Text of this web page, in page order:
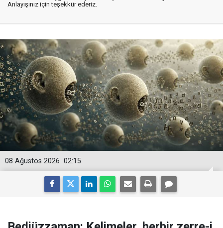
Anlayışınız için teşekkür ederiz.
02:15
08 Ağustos 2026